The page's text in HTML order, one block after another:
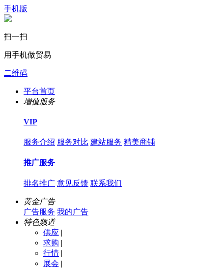
手机版
扫一扫
用手机做贸易
二维码
平台首页
增值服务
VIP
服务介绍 服务对比 建站服务 精美商铺
推广服务
排名推广 意见反馈 联系我们
黄金广告
广告服务 我的广告
特色频道
供应 |
求购 |
行情 |
展会 |